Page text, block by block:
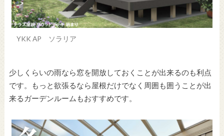
YKK AP ソラリア
少しくらいの雨なら窓を開放しておくことが出来るのも利点
です。もっと欲張るなら屋根だけでなく周囲も囲うことが出
来るガーデンルームもおすすめです。